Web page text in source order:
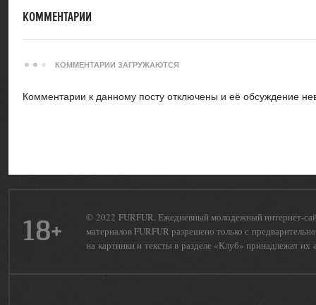
КОММЕНТАРИИ
КОММЕНТАРИИ ЗАГРУЖАЮТСЯ
Комментарии к данному посту отключены и её обсуждение
18+
© 2022 FURFUR. Ежедневный молодежный интернет-
материалов FURFUR разрешено только с
на картинки и тексты в разделе «Клуб» принадлежат их